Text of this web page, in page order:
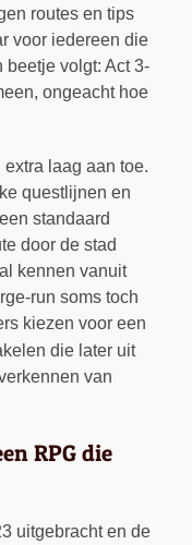
routes en tips
voor iedereen die
beetje volgt: Act 3-
ongeacht hoe
laag aan toe.
questlijnen en
standaard
door de stad
kennen vanuit
run soms toch
kiezen voor een
die later uit
van
RPG die
uitgebracht en de